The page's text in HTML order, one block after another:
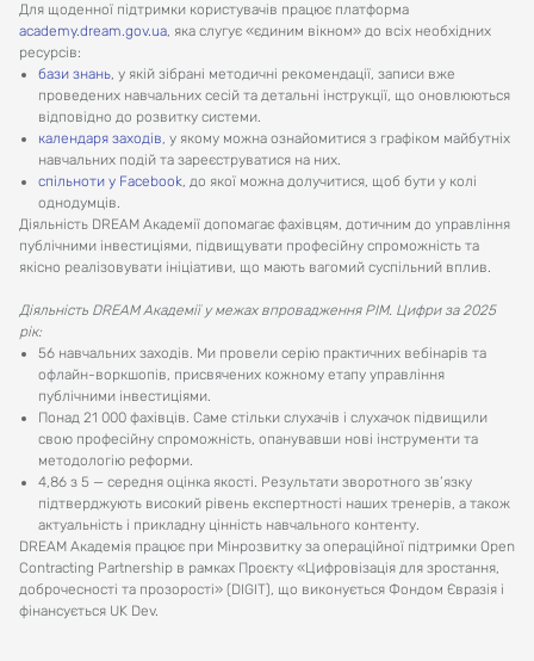
Для щоденної підтримки користувачів працює платформа
academy.dream.gov.ua, яка слугує «єдиним вікном» до всіх необхідних
ресурсів:
бази знань, у якій зібрані методичні рекомендації, записи вже
проведених навчальних сесій та детальні інструкції, що оновлюються
відповідно до розвитку системи.
календаря заходів, у якому можна ознайомитися з графіком майбутніх
навчальних подій та зареєструватися на них.
спільноти у Facebook, до якої можна долучитися, щоб бути у колі
однодумців.
Діяльність DREAM Академії допомагає фахівцям, дотичним до управління
публічними інвестиціями, підвищувати професійну спроможність та
якісно реалізовувати ініціативи, що мають вагомий суспільний вплив.
Діяльність DREAM Академії у межах впровадження PIM. Цифри за 2025
рік:
56 навчальних заходів. Ми провели серію практичних вебінарів та
офлайн-воркшопів, присвячених кожному етапу управління
публічними інвестиціями.
Понад 21 000 фахівців. Саме стільки слухачів і слухачок підвищили
свою професійну спроможність, опанувавши нові інструменти та
методологію реформи.
4,86 з 5 — середня оцінка якості. Результати зворотного зв’язку
підтверджують високий рівень експертності наших тренерів, а також
актуальність і прикладну цінність навчального контенту.
DREAM Академія працює при Мінрозвитку за операційної підтримки Open
Contracting Partnership в рамках Проєкту «Цифровізація для зростання,
доброчесності та прозорості» (DIGIT), що виконується Фондом Євразія і
фінансується UK Dev.